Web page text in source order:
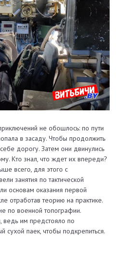
не обошлось: по пути
в засаду. Чтобы продолжить
дорогу. Затем они двинулись
Кто знал, что ждет их впереди?
всего, для этого с
занятия по тактической
основам оказания первой
отработав теорию на практике.
по военной топографии.
ведь им предстояло по
сухой паек, чтобы подкрепиться.